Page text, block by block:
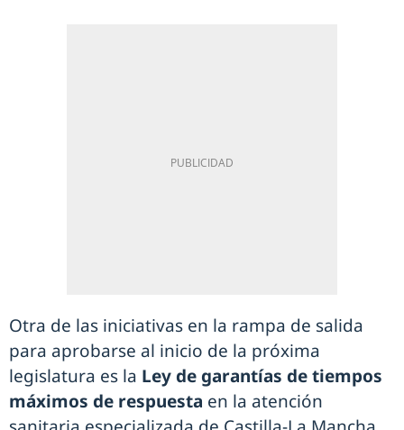
Otra de las iniciativas en la rampa de salida
para aprobarse al inicio de la próxima
legislatura es la Ley de garantías de tiempos
máximos de respuesta en la atención